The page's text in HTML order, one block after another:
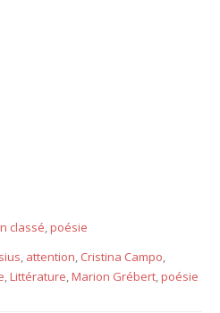
classé,poésie
, attention, Cristina Campo,
,Littérature,Marion Grébert,poésie